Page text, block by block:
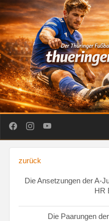
zurück
Die Ansetzungen der A-
HR
Die Paarungen